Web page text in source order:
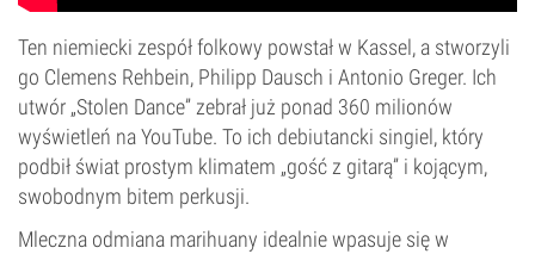
Ten niemiecki zespół folkowy powstał w Kassel, a stworzyli
go Clemens Rehbein, Philipp Dausch i Antonio Greger. Ich
utwór „Stolen Dance” zebrał już ponad 360 milionów
wyświetleń na YouTube. To ich debiutancki singiel, który
podbił świat prostym klimatem „gość z gitarą” i kojącym,
swobodnym bitem perkusji.
Mleczna odmiana marihuany idealnie wpasuje się w